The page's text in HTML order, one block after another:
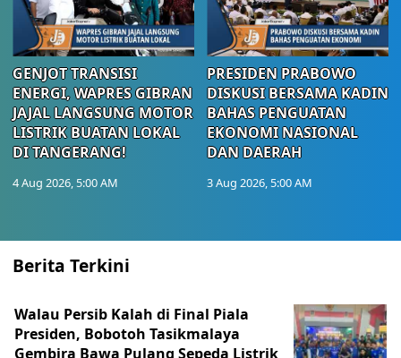
GENJOT TRANSISI
ENERGI, WAPRES GIBRAN
JAJAL LANGSUNG MOTOR
LISTRIK BUATAN LOKAL
DI TANGERANG!
4 Aug 2026, 5:00 AM
PRESIDEN PRABOWO
DISKUSI BERSAMA KADIN
BAHAS PENGUATAN
EKONOMI NASIONAL
DAN DAERAH
3 Aug 2026, 5:00 AM
Berita Terkini
Walau Persib Kalah di Final Piala
Presiden, Bobotoh Tasikmalaya
Gembira Bawa Pulang Sepeda Listrik